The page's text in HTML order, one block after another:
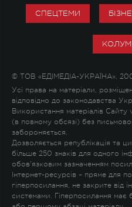
СПЕЦТЕМИ
© ТОВ «ЕДІМЕДІА-УКРАЇНА»,
Усі права на матеріали,
відповідно до законодавства
Використання матеріалів Сайту
(в повному обсязі) без
забороняється.
Дозволяється републікація та
більше 250 знаків для одного
обов'язковим зазначенням
Інтернет-ресурсів – пряме для
гіперпосилання, не закрите від
системами. Гіперпосилання має